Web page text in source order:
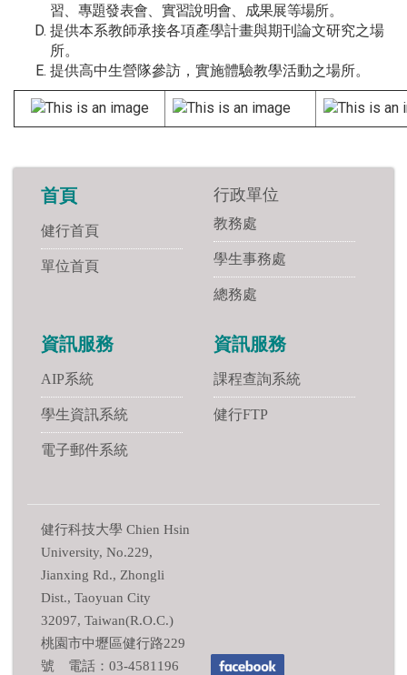
習、專題發表會、實習說明會、成果展等場所。
提供本系教師承接各項產學計畫與期刊論文研究之場
所。
提供高中生營隊參訪，實施體驗教學活動之場所。
首頁
健行首頁
單位首頁
行政單位
教務處
學生事務處
總務處
資訊服務
AIP系統
學生資訊系統
電子郵件系統
資訊服務
課程查詢系統
健行FTP
健行科技大學 Chien Hsin
University, No.229,
Jianxing Rd., Zhongli
Dist., Taoyuan City
32097, Taiwan(R.O.C.)
桃園市中壢區健行路229
號 電話：03-4581196